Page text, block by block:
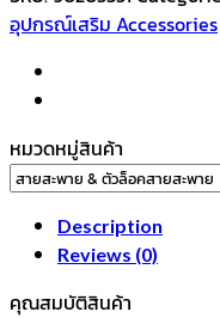
BK
ที่
เก็บ
quantity
อุปกรณ์เสริม Accessories
หมวดหมู่สินค้า
Description
Reviews (0)
คุณสมบัติสินค้า